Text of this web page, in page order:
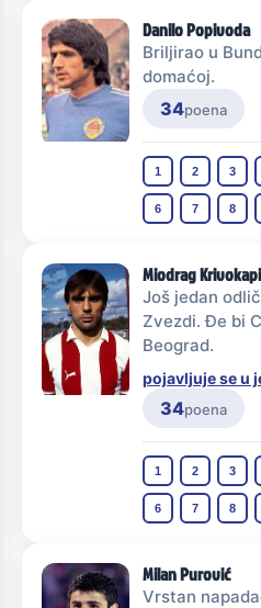
Danilo Popivoda
Briljirao u
domaćoj.
34poena
1 2 3
6 7 8
Miodrag
Još jedan
Zvezdi. Đe bi
Beograd.
pojavljuje se u
34poena
1 2 3
6 7 8
Milan Purović
Vrstan